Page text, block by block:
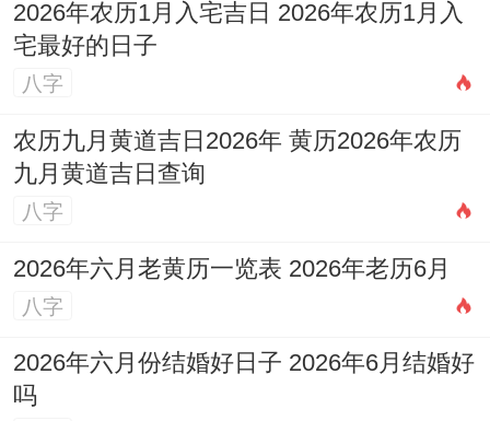
2026年农历1月入宅吉日 2026年农历1月入
宅最好的日子
八字
农历九月黄道吉日2026年 黄历2026年农历
九月黄道吉日查询
八字
2026年六月老黄历一览表 2026年老历6月
八字
2026年六月份结婚好日子 2026年6月结婚好
吗